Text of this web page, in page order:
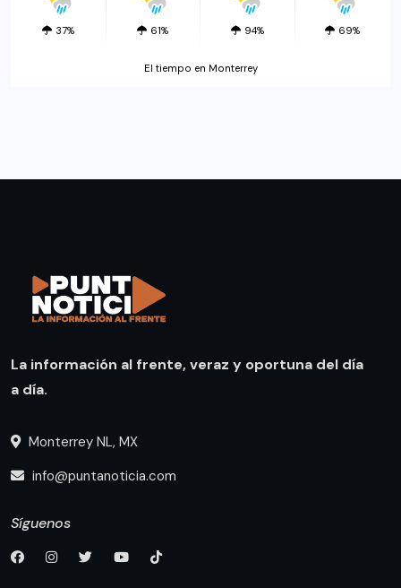
37% 61% 94% 69%
El tiempo en Monterrey
La información al frente, veraz y oportuna del día
a día.
Monterrey NL, MX
info@puntanoticia.com
Síguenos